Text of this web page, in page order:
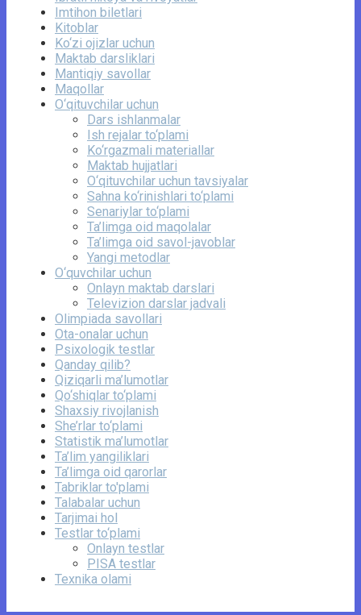
Imtihon biletlari
Kitoblar
Ko‘zi ojizlar uchun
Maktab darsliklari
Mantiqiy savollar
Maqollar
O‘qituvchilar uchun
Dars ishlanmalar
Ish rejalar to‘plami
Ko‘rgazmali materiallar
Maktab hujjatlari
O‘qituvchilar uchun tavsiyalar
Sahna ko‘rinishlari to‘plami
Senariylar to‘plami
Ta’limga oid maqolalar
Ta’limga oid savol-javoblar
Yangi metodlar
O‘quvchilar uchun
Onlayn maktab darslari
Televizion darslar jadvali
Olimpiada savollari
Ota-onalar uchun
Psixologik testlar
Qanday qilib?
Qiziqarli ma’lumotlar
Qo‘shiqlar to‘plami
Shaxsiy rivojlanish
She’rlar to‘plami
Statistik ma’lumotlar
Ta’lim yangiliklari
Ta’limga oid qarorlar
Tabriklar to'plami
Talabalar uchun
Tarjimai hol
Testlar to‘plami
Onlayn testlar
PISA testlar
Texnika olami